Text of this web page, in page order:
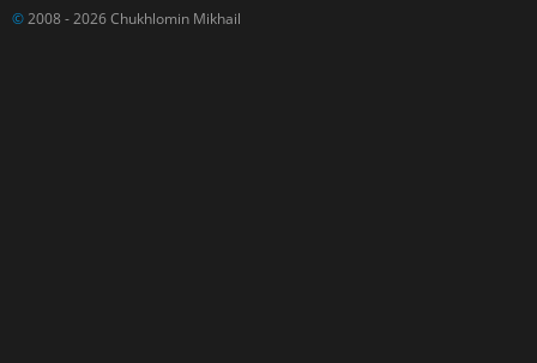
© 2008 - 2026 Chukhlomin Mikhail